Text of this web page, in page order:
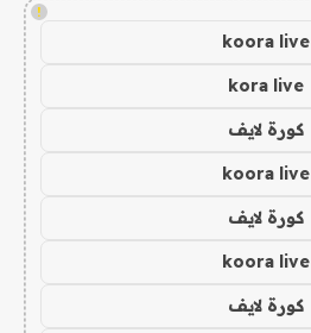
!
koora live
kora live
كورة لايف
koora live
كورة لايف
koora live
كورة لايف